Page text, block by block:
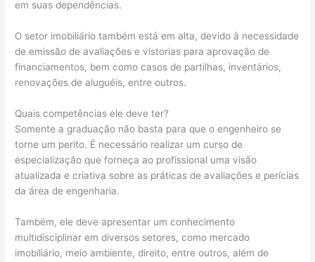
em suas dependências.
O setor imobiliário também está em alta, devido à necessidade
de emissão de avaliações e vistorias para aprovação de
financiamentos, bem como casos de partilhas, inventários,
renovações de aluguéis, entre outros.
Quais competências ele deve ter?
Somente a graduação não basta para que o engenheiro se
torne um perito. É necessário realizar um curso de
especialização que forneça ao profissional uma visão
atualizada e criativa sobre as práticas de avaliações e perícias
da área de engenharia.
Também, ele deve apresentar um conhecimento
multidisciplinar em diversos setores, como mercado
imobiliário, meio ambiente, direito, entre outros, além de